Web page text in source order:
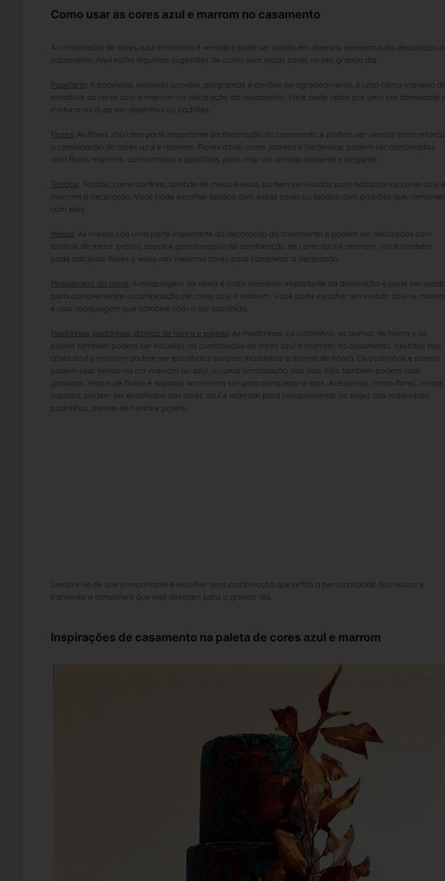
Como usar as cores azul e marrom no casamento
A combinação de cores azul e marrom é versátil e pode ser usada em diversos elementos da decoração
casamento. Aqui estão algumas sugestões de como usar essas cores no seu grande dia:
Papelaria: A papelaria, incluindo convites, programas e cartões de agradecimento, é uma ótima maneira
introduzir as cores azul e marrom na decoração do casamento. Você pode optar por uma cor dominante
misturar as duas em desenhos ou padrões.
Flores: As flores são uma parte importante da decoração do casamento e podem ser usadas para
a combinação de cores azul e marrom. Flores azuis, como jacintos e hortênsias, podem ser combinadas
com flores marrons, como cravos e gipsófilas, para criar um arranjo atraente e elegante.
Tecidos: Tecidos, como cortinas, toalhas de mesa e velas, podem ser usados para adicionar as cores azul e
marrom à decoração. Você pode escolher tecidos com essas cores ou tecidos com padrões que
com elas.
Mesas: As mesas são uma parte importante da decoração do casamento e podem ser decoradas com
toalhas de mesa, pratos, copos e guardanapos na combinação de cores azul e marrom. Você também
pode adicionar flores e velas nas mesmas cores para completar a decoração.
Maquiagem da noiva: A maquiagem da noiva é outro elemento importante da decoração e pode ser usada
para complementar a combinação de cores azul e marrom. Você pode escolher um vestido azul ou
e usar maquiagem que combine com a cor escolhida.
Madrinhas, padrinhos, damas de honra e pajens: As madrinhas, os padrinhos, as damas de honra e os
pajens também podem ser incluídos na combinação de cores azul e marrom no casamento. Vestidos nas
cores azul e marrom podem ser escolhidos para as madrinhas e damas de honra. Os padrinhos e pajens
podem usar ternos na cor marrom ou azul, ou uma combinação dos dois. Eles também podem usar
gravatas, lenços de bolso e sapatos na mesma cor para completar o look. Acessórios, como flores, lenços
sapatos, podem ser escolhidos nas cores azul e marrom para complementar os trajes das madrinhas,
padrinhos, damas de honra e pajens.
Lembre-se de que o importante é escolher uma combinação que reflita a personalidade dos noivos e
transmita a atmosfera que eles desejam para o grande dia.
Inspirações de casamento na paleta de cores azul e marrom